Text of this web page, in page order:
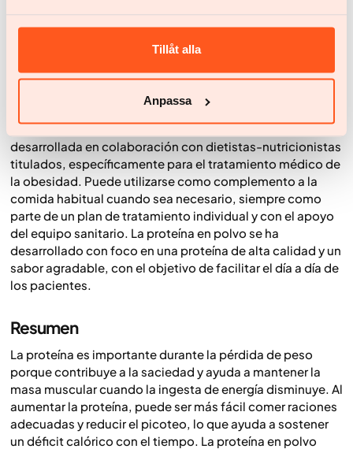
Tillåt alla
Anpassa
tienes poco apetito y las raciones son pequeñas, la
proteína en polvo puede ser una forma práctica de
La proteína en polvo de Yazen
Yazen también ofrece su propia proteína en polvo,
desarrollada en colaboración con dietistas-nutricionistas
titulados, específicamente para el tratamiento médico de
la obesidad. Puede utilizarse como complemento a la
comida habitual cuando sea necesario, siempre como
parte de un plan de tratamiento individual y con el apoyo
del equipo sanitario. La proteína en polvo se ha
desarrollado con foco en una proteína de alta calidad y un
sabor agradable, con el objetivo de facilitar el día a día de
los pacientes.
Resumen
La proteína es importante durante la pérdida de peso
porque contribuye a la saciedad y ayuda a mantener la
masa muscular cuando la ingesta de energía disminuye. Al
aumentar la proteína, puede ser más fácil comer raciones
adecuadas y reducir el picoteo, lo que ayuda a sostener
un déficit calórico con el tiempo. La proteína en polvo